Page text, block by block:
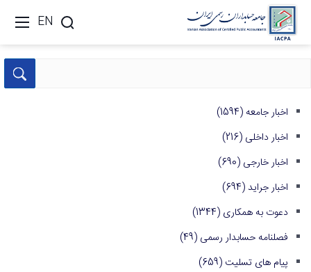
EN
اخبار جامعه (1594)
اخبار داخلی (216)
اخبار خارجی (690)
اخبار جراید(694)
دعوت به همکاری (1344)
فصلنامه حسابدار رسمی (49)
پیام های تسلیت (659)